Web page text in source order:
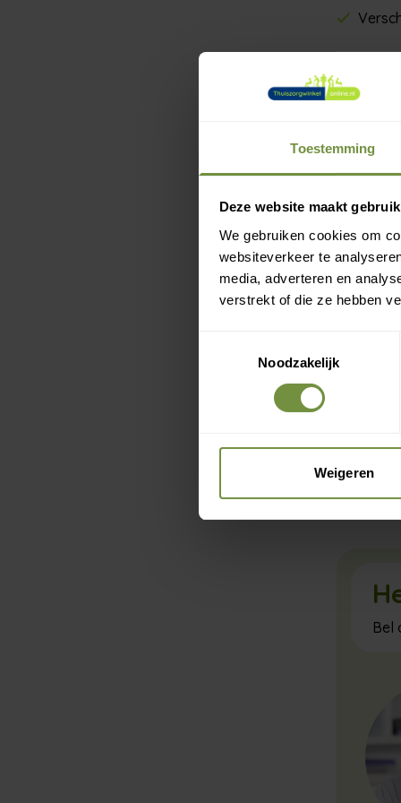
Toestemming
Deze website maakt
We gebruiken cookies om
websiteverkeer te
media, adverteren en
verstrekt of die ze hebben
Noodzakelijk
Weigeren
de hele
zodat je
Twijfel
Zo krijg
Bel